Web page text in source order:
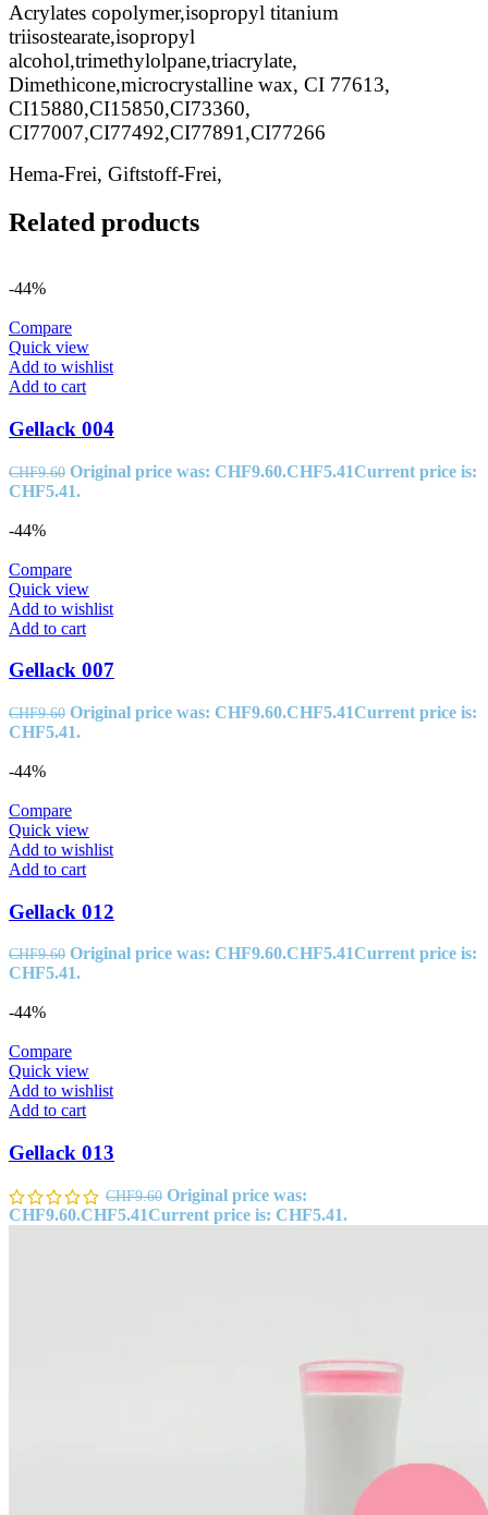
Acrylates copolymer,isopropyl titanium
triisostearate,isopropyl
alcohol,trimethylolpane,triacrylate,
Dimethicone,microcrystalline wax, CI 77613,
CI15880,CI15850,CI73360,
CI77007,CI77492,CI77891,CI77266
Hema-Frei, Giftstoff-Frei,
Related products
-44%
Compare
Quick view
Add to wishlist
Add to cart
Gellack 004
CHF9.60 Original price was: CHF9.60.CHF5.41Current price is:
CHF5.41.
-44%
Compare
Quick view
Add to wishlist
Add to cart
Gellack 007
CHF9.60 Original price was: CHF9.60.CHF5.41Current price is:
CHF5.41.
-44%
Compare
Quick view
Add to wishlist
Add to cart
Gellack 012
CHF9.60 Original price was: CHF9.60.CHF5.41Current price is:
CHF5.41.
-44%
Compare
Quick view
Add to wishlist
Add to cart
Gellack 013
CHF9.60 Original price was:
CHF9.60.CHF5.41Current price is: CHF5.41.